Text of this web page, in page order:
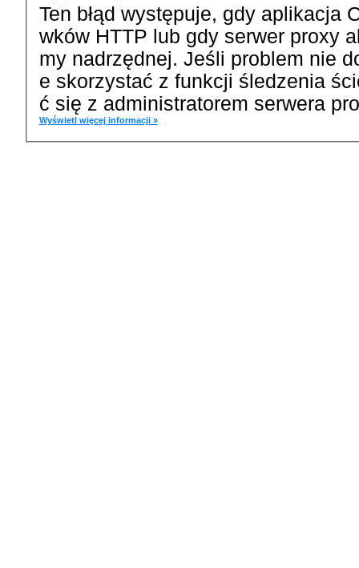
Ten błąd występuje, gdy aplikacja
wków HTTP lub gdy serwer proxy
my nadrzędnej. Jeśli problem nie
e skorzystać z funkcji śledzenia
ć się z administratorem serwera
Wyświetl więcej informacji »